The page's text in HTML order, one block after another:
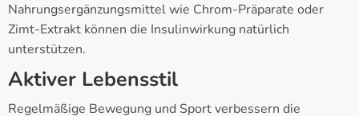
Nahrungsergänzungsmittel wie Chrom-Präparate oder
Zimt-Extrakt können die Insulinwirkung natürlich
unterstützen.
Aktiver Lebensstil
Regelmäßige Bewegung und Sport verbessern die